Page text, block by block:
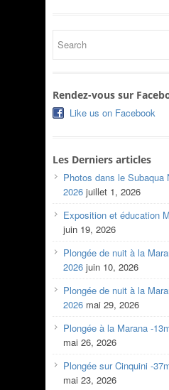
Rendez-vous sur
Like us on Facebook
Les Derniers articles
Photos dans le Subaqua
2026 juillet 1, 2026
Exposition et éducation
juin 19, 2026
Plongée de nuit à la
2026 juin 10, 2026
Plongée de nuit à la
2026 mai 29, 2026
Plongée à la Marana -
mai 26, 2026
Plongée sur Cinquini -
mai 23, 2026